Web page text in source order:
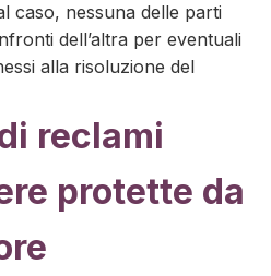
caso, nessuna delle parti
dell’altra per eventuali
alla risoluzione del
reclami
protette da